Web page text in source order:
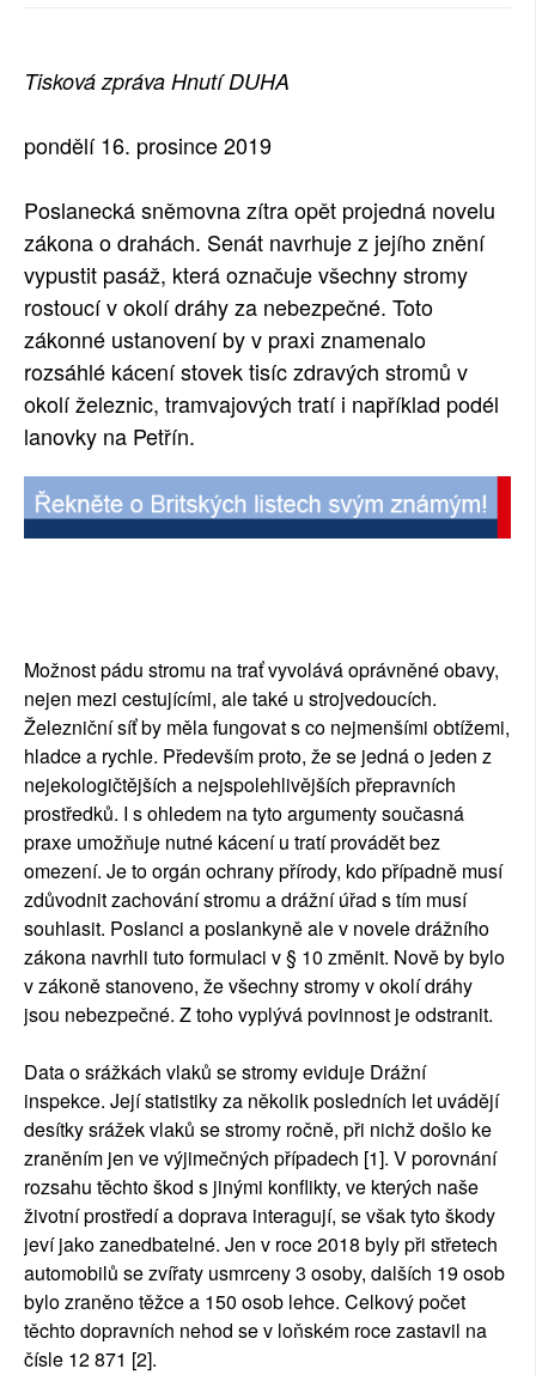
RUBRIKY
PLNÁ VERZE STRÁNEK
Tisková zpráva Hnutí DUHA
pondělí 16. prosince 2019
Poslanecká sněmovna zítra opět projedná novelu
zákona o drahách. Senát navrhuje z jejího znění
vypustit pasáž, která označuje všechny stromy
rostoucí v okolí dráhy za nebezpečné. Toto
zákonné ustanovení by v praxi znamenalo
rozsáhlé kácení stovek tisíc zdravých stromů v
okolí železnic, tramvajových tratí i například podél
lanovky na Petřín.
Možnost pádu stromu na trať vyvolává oprávněné obavy,
nejen mezi cestujícími, ale také u strojvedoucích.
Železniční síť by měla fungovat s co nejmenšími obtížemi,
hladce a rychle. Především proto, že se jedná o jeden z
nejekologičtějších a nejspolehlivějších přepravních
prostředků. I s ohledem na tyto argumenty současná
praxe umožňuje nutné kácení u tratí provádět bez
omezení. Je to orgán ochrany přírody, kdo případně musí
zdůvodnit zachování stromu a drážní úřad s tím musí
souhlasit. Poslanci a poslankyně ale v novele drážního
zákona navrhli tuto formulaci v § 10 změnit. Nově by bylo
v zákoně stanoveno, že všechny stromy v okolí dráhy
jsou nebezpečné. Z toho vyplývá povinnost je odstranit.
Data o srážkách vlaků se stromy eviduje Drážní
inspekce. Její statistiky za několik posledních let uvádějí
desítky srážek vlaků se stromy ročně, při nichž došlo ke
zraněním jen ve výjimečných případech [1]. V porovnání
rozsahu těchto škod s jinými konflikty, ve kterých naše
životní prostředí a doprava interagují, se však tyto škody
jeví jako zanedbatelné. Jen v roce 2018 byly při střetech
automobilů se zvířaty usmrceny 3 osoby, dalších 19 osob
bylo zraněno těžce a 150 osob lehce. Celkový počet
těchto dopravních nehod se v loňském roce zastavil na
čísle 12 871 [2].